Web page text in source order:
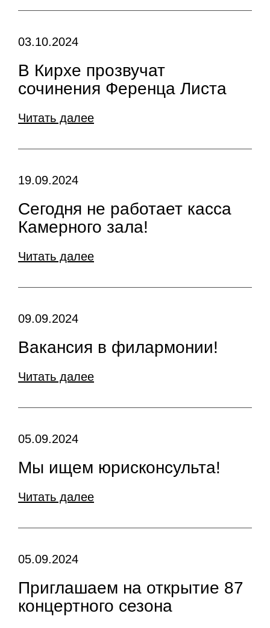
03.10.2024
В Кирхе прозвучат
сочинения Ференца Листа
Читать далее
19.09.2024
Сегодня не работает касса
Камерного зала!
Читать далее
09.09.2024
Вакансия в филармонии!
Читать далее
05.09.2024
Мы ищем юрисконсульта!
Читать далее
05.09.2024
Приглашаем на открытие 87
концертного сезона